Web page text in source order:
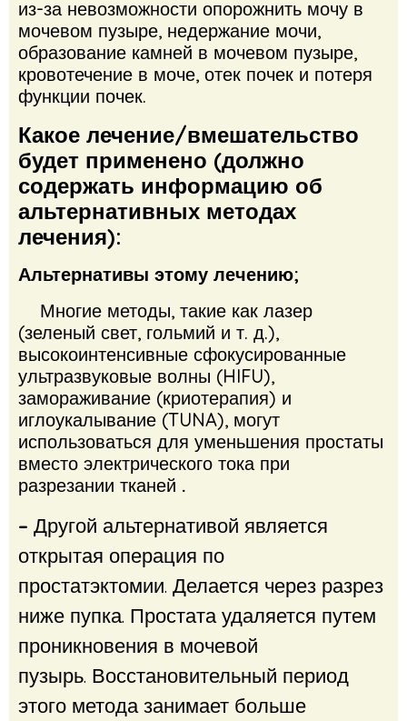
из-за невозможности опорожнить мочу в
мочевом пузыре, недержание мочи,
образование камней в мочевом пузыре,
кровотечение в моче, отек почек и потеря
функции почек.
Какое лечение/вмешательство
будет применено (должно
содержать информацию об
альтернативных методах
лечения):
Альтернативы этому лечению;
Многие методы, такие как лазер
(зеленый свет, гольмий и т. д.),
высокоинтенсивные сфокусированные
ультразвуковые волны (HIFU),
замораживание (криотерапия) и
иглоукалывание (TUNA), могут
использоваться для уменьшения простаты
вместо электрического тока при
разрезании тканей .
– Другой альтернативой является
открытая операция по
простатэктомии. Делается через разрез
ниже пупка. Простата удаляется путем
проникновения в мочевой
пузырь. Восстановительный период
этого метода занимает больше